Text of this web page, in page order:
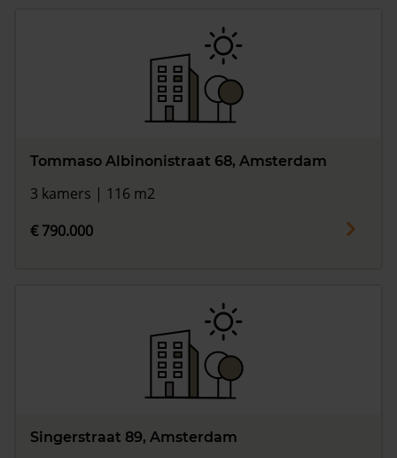
Tommaso Albinonistraat 68, Amsterdam
3 kamers | 116 m2
€ 790.000
Singerstraat 89, Amsterdam